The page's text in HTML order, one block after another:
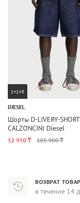
1+1=3
DIESEL
Шорты D-LIVERY-SHORT
CALZONCINI Diesel
52 950 ₸ 105 900 ₸
ВОЗВРАТ
в течение 14